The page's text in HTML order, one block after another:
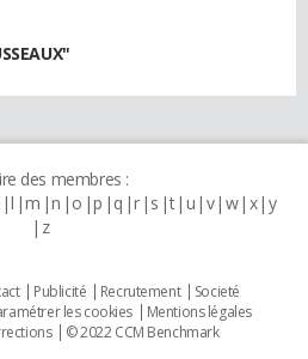
des membres :
l m n o p q r s t u v w x y
z
Publicité Recrutement
Societé
les cookies
Mentions légales
© 2022 CCM Benchmark